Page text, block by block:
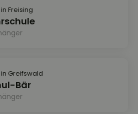
Freising
Greifswald
Bär